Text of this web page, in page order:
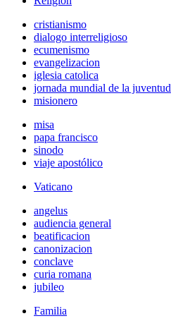
cristianismo
dialogo interreligioso
ecumenismo
evangelizacion
iglesia catolica
jornada mundial de la juventud
misionero
misa
papa francisco
sinodo
viaje apostólico
Vaticano
angelus
audiencia general
beatificacion
canonizacion
conclave
curia romana
jubileo
Familia